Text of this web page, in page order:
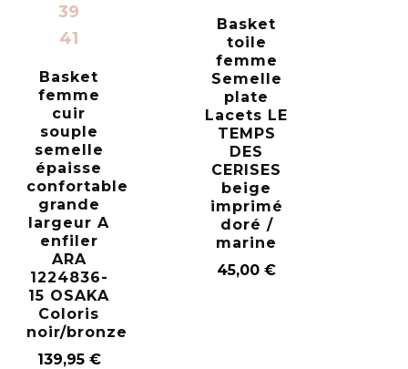
39
41
Basket
femme
cuir
souple
semelle
épaisse
confortable
grande
largeur A
enfiler
ARA
1224836-
15 OSAKA
Coloris
noir/bronze
139,95 €
Basket
toile
femme
Semelle
plate
Lacets LE
TEMPS
DES
CERISES
beige
imprimé
doré /
marine
45,00€